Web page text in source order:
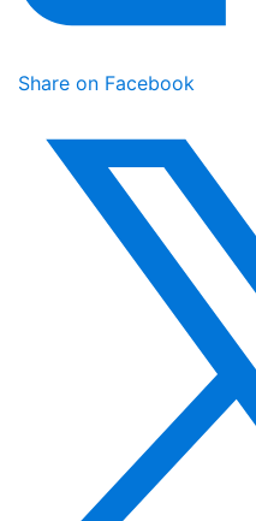
Share on Facebook